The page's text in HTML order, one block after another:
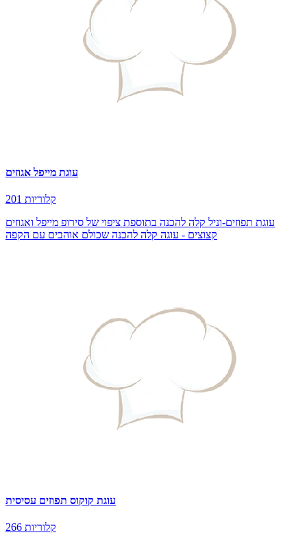
עוגת מייפל אגוזים
201 קלוריות
עוגת תפוזים-וניל קלה להכנה בתוספת ציפוי של סירופ מייפל ואגוזים
קצוצים - עוגה קלה להכנה שכולם אוהבים עם הקפה
עוגת קוקוס תפוזים עסיסית
266 קלוריות